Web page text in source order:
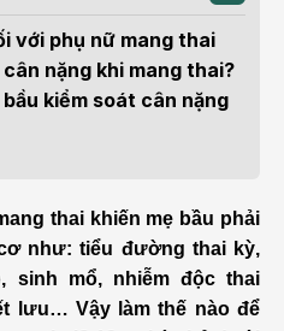
với phụ nữ mang thai
nặng khi mang thai?
kiểm soát cân nặng
thai khiến mẹ bầu phải
như: tiểu đường thai kỳ,
sinh mổ, nhiễm độc thai
lưu… Vậy làm thế nào để